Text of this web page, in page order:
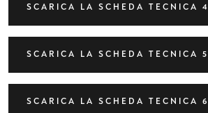
SCARICA LA SCHEDA TECNICA 4
SCARICA LA SCHEDA TECNICA 5
SCARICA LA SCHEDA TECNICA 6